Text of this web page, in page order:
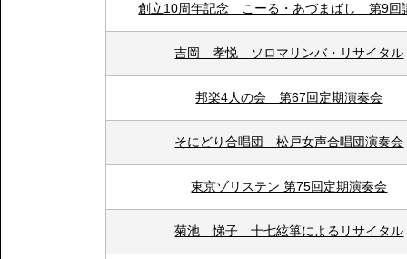
創立10周年記念 こーる・あづまばし 第9回
吉岡 孝悦 ソロマリンバ・リサイタル
邦楽4人の会 第67回定期演奏会
そにどり合唱団 松戸女声合唱団演奏会
東京ゾリステン 第75回定期演奏会
菊池 悌子 十七絃箏によるリサイタル